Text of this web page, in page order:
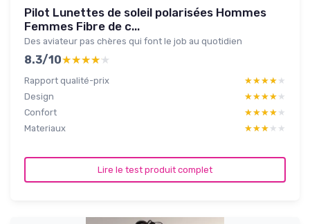
Pilot Lunettes de soleil polarisées Hommes
Femmes Fibre de c...
Des aviateur pas chères qui font le job au quotidien
8.3/10★★★★★
★★★★★
Rapport qualité-prix ★★★★★
★★★★★
Design
★★★★★
★★★★★
Confort
★★★★★
★★★★★
Materiaux
★★★★★
★★★★★
Lire le test produit complet